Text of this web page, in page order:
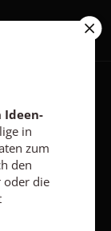
kündigen
Ideen-
in
zum
den
oder die